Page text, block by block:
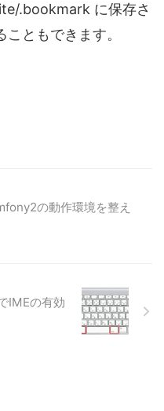
.bookmark に保存さ
ともできます。
の動作環境を整え
IMEの有効